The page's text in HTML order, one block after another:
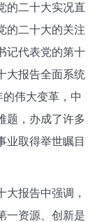
的二十大实况直
的二十大的关注
记代表党的第十
大报告全面系统
伟大变革，中
题，办成了许多
业取得举世瞩目
大报告中强调，
一资源、创新是